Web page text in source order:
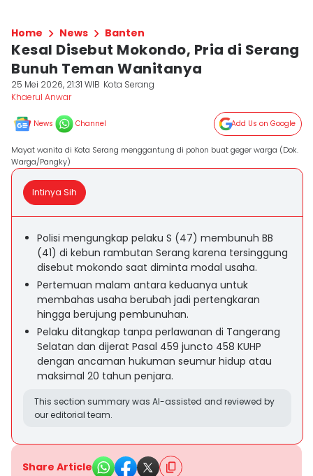
Home News Banten
Kesal Disebut Mokondo, Pria di Serang
Bunuh Teman Wanitanya
25 Mei 2026, 21:31 WIB Kota Serang
Khaerul Anwar
News Channel Add Us on Google
Mayat wanita di Kota Serang menggantung di pohon buat geger warga (Dok.
Warga/Pangky)
Intinya Sih
Polisi mengungkap pelaku S (47) membunuh BB
(41) di kebun rambutan Serang karena tersinggung
disebut mokondo saat diminta modal usaha.
Pertemuan malam antara keduanya untuk
membahas usaha berubah jadi pertengkaran
hingga berujung pembunuhan.
Pelaku ditangkap tanpa perlawanan di Tangerang
Selatan dan dijerat Pasal 459 juncto 458 KUHP
dengan ancaman hukuman seumur hidup atau
maksimal 20 tahun penjara.
This section summary was AI-assisted and reviewed by
our editorial team.
Share Article